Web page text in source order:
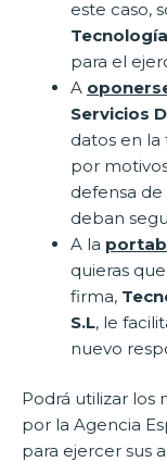
este caso,
para el
A
Servicios
datos en la
por
defensa
deban
A la
quieras
firma,
S.L, le
nuevo
Podrá utilizar los
por la Agencia
para ejercer sus